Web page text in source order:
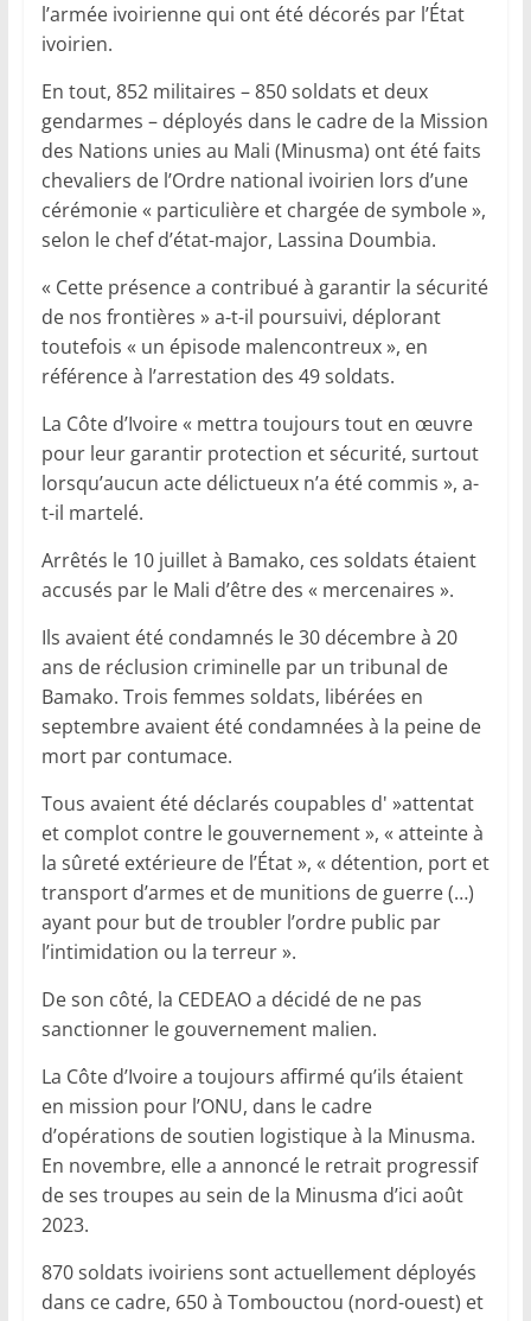
l’armée ivoirienne qui ont été décorés par l’État
ivoirien.
En tout, 852 militaires – 850 soldats et deux
gendarmes – déployés dans le cadre de la Mission
des Nations unies au Mali (Minusma) ont été faits
chevaliers de l’Ordre national ivoirien lors d’une
cérémonie « particulière et chargée de symbole »,
selon le chef d’état-major, Lassina Doumbia.
« Cette présence a contribué à garantir la sécurité
de nos frontières » a-t-il poursuivi, déplorant
toutefois « un épisode malencontreux », en
référence à l’arrestation des 49 soldats.
La Côte d’Ivoire « mettra toujours tout en œuvre
pour leur garantir protection et sécurité, surtout
lorsqu’aucun acte délictueux n’a été commis », a-
t-il martelé.
Arrêtés le 10 juillet à Bamako, ces soldats étaient
accusés par le Mali d’être des « mercenaires ».
Ils avaient été condamnés le 30 décembre à 20
ans de réclusion criminelle par un tribunal de
Bamako. Trois femmes soldats, libérées en
septembre avaient été condamnées à la peine de
mort par contumace.
Tous avaient été déclarés coupables d' »attentat
et complot contre le gouvernement », « atteinte à
la sûreté extérieure de l’État », « détention, port et
transport d’armes et de munitions de guerre (…)
ayant pour but de troubler l’ordre public par
l’intimidation ou la terreur ».
De son côté, la CEDEAO a décidé de ne pas
sanctionner le gouvernement malien.
La Côte d’Ivoire a toujours affirmé qu’ils étaient
en mission pour l’ONU, dans le cadre
d’opérations de soutien logistique à la Minusma.
En novembre, elle a annoncé le retrait progressif
de ses troupes au sein de la Minusma d’ici août
2023.
870 soldats ivoiriens sont actuellement déployés
dans ce cadre, 650 à Tombouctou (nord-ouest) et